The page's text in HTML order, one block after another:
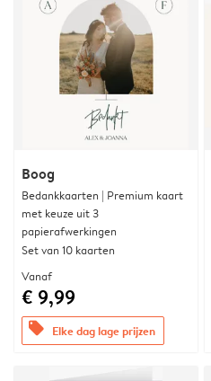
Boog
Bedankkaarten | Premium kaart
met keuze uit 3
papierafwerkingen
Set van 10 kaarten
Vanaf
€ 9,99
offers Elke dag lage prijzen